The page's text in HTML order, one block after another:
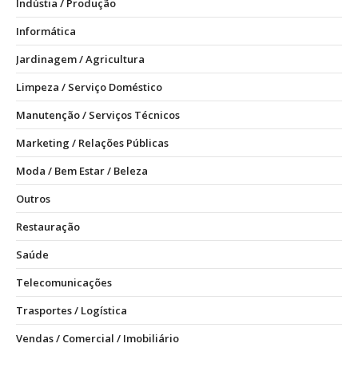
Indústia / Produção
Informática
Jardinagem / Agricultura
Limpeza / Serviço Doméstico
Manutenção / Serviços Técnicos
Marketing / Relações Públicas
Moda / Bem Estar / Beleza
Outros
Restauração
Saúde
Telecomunicações
Trasportes / Logística
Vendas / Comercial / Imobiliário